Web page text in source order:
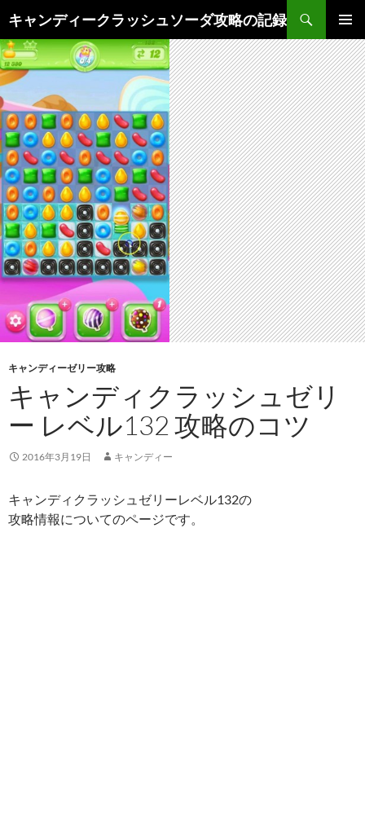
キャンディークラッシュソーダ攻略の記録
索
メインメ
ニュー
ン
テ
ン
ツ
へ
ス
キ
ッ
プ
キャンディーゼリー攻略
キャンディクラッシュゼリ
ー レベル132 攻略のコツ
2016年3月19日 キャンディー
キャンディクラッシュゼリーレベル132の
攻略情報についてのページです。